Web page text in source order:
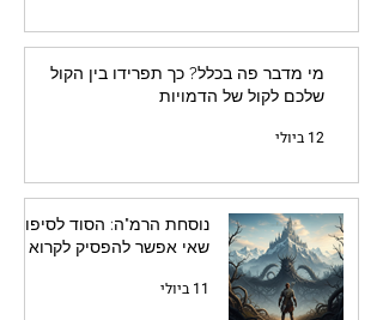
מי מדבר פה בכלל? כך תפרידו בין הקול
שלכם לקול של הדמויות
12 ביולי
נוסחת הרמ"ה: הסוד לסיפור
שאי אפשר להפסיק לקרוא
11 ביולי